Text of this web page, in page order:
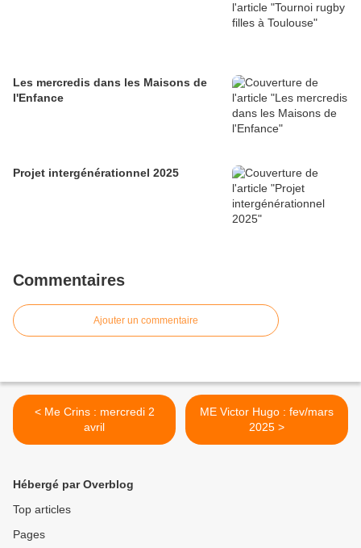
Les mercredis dans les Maisons de
l'Enfance
Projet intergénérationnel 2025
Commentaires
Ajouter un commentaire
< Me Crins : mercredi 2
avril
ME Victor Hugo : fev/mars
2025 >
Hébergé par Overblog
Top articles
Pages